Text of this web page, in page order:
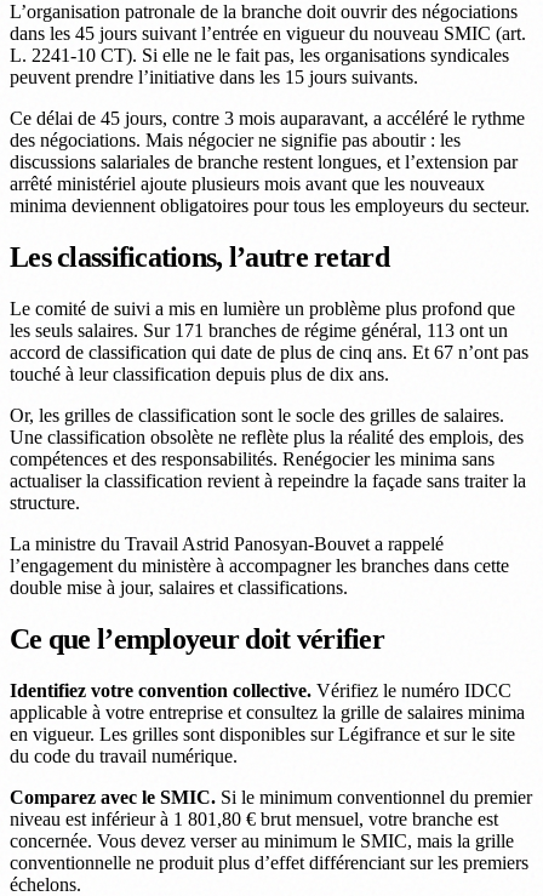
L’organisation patronale de la branche doit ouvrir des négociations
dans les 45 jours suivant l’entrée en vigueur du nouveau SMIC (art.
L. 2241-10 CT). Si elle ne le fait pas, les organisations syndicales
peuvent prendre l’initiative dans les 15 jours suivants.
Ce délai de 45 jours, contre 3 mois auparavant, a accéléré le rythme
des négociations. Mais négocier ne signifie pas aboutir : les
discussions salariales de branche restent longues, et l’extension par
arrêté ministériel ajoute plusieurs mois avant que les nouveaux
minima deviennent obligatoires pour tous les employeurs du secteur.
Les classifications, l’autre retard
Le comité de suivi a mis en lumière un problème plus profond que
les seuls salaires. Sur 171 branches de régime général, 113 ont un
accord de classification qui date de plus de cinq ans. Et 67 n’ont pas
touché à leur classification depuis plus de dix ans.
Or, les grilles de classification sont le socle des grilles de salaires.
Une classification obsolète ne reflète plus la réalité des emplois, des
compétences et des responsabilités. Renégocier les minima sans
actualiser la classification revient à repeindre la façade sans traiter la
structure.
La ministre du Travail Astrid Panosyan-Bouvet a rappelé
l’engagement du ministère à accompagner les branches dans cette
double mise à jour, salaires et classifications.
Ce que l’employeur doit vérifier
Identifiez votre convention collective. Vérifiez le numéro IDCC
applicable à votre entreprise et consultez la grille de salaires minima
en vigueur. Les grilles sont disponibles sur Légifrance et sur le site
du code du travail numérique.
Comparez avec le SMIC. Si le minimum conventionnel du premier
niveau est inférieur à 1 801,80 € brut mensuel, votre branche est
concernée. Vous devez verser au minimum le SMIC, mais la grille
conventionnelle ne produit plus d’effet différenciant sur les premiers
échelons.